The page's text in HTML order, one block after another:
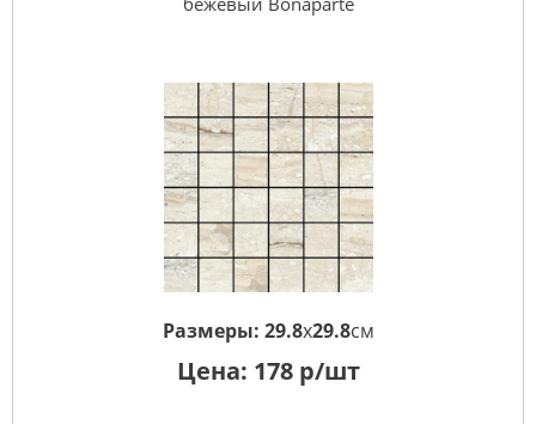
Размеры: 29.8x29.8см
Цена: 178р/шт